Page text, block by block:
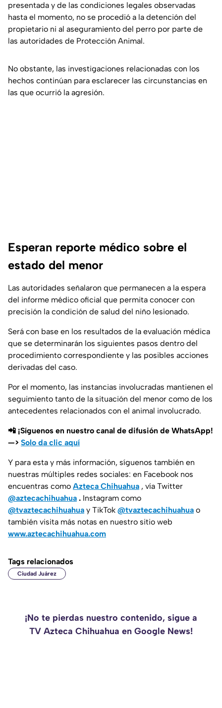
presentada y de las condiciones legales observadas
hasta el momento, no se procedió a la detención del
propietario ni al aseguramiento del perro por parte de
las autoridades de Protección Animal.
No obstante, las investigaciones relacionadas con los
hechos continúan para esclarecer las circunstancias en
las que ocurrió la agresión.
Esperan reporte médico sobre el
estado del menor
Las autoridades señalaron que permanecen a la espera
del informe médico oficial que permita conocer con
precisión la condición de salud del niño lesionado.
Será con base en los resultados de la evaluación médica
que se determinarán los siguientes pasos dentro del
procedimiento correspondiente y las posibles acciones
derivadas del caso.
Por el momento, las instancias involucradas mantienen el
seguimiento tanto de la situación del menor como de los
antecedentes relacionados con el animal involucrado.
📲 ¡Síguenos en nuestro canal de difusión de WhatsApp!
—> Solo da clic aquí
Y para esta y más información, síguenos también en
nuestras múltiples redes sociales: en Facebook nos
encuentras como Azteca Chihuahua , vía Twitter
@aztecachihuahua . Instagram como
@tvaztecachihuahua y TikTok @tvaztecachihuahua o
también visita más notas en nuestro sitio web
www.aztecachihuahua.com
Tags relacionados
Ciudad Juárez
¡No te pierdas nuestro contenido, sigue a
TV Azteca Chihuahua en Google News!